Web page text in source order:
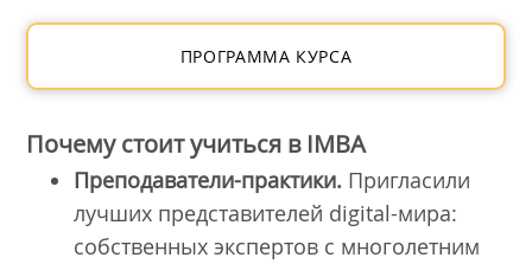
ПРОГРАММА КУРСА
Почему стоит учиться в IMBA
Преподаватели-практики. Пригласили
лучших представителей digital-мира:
собственных экспертов с многолетним